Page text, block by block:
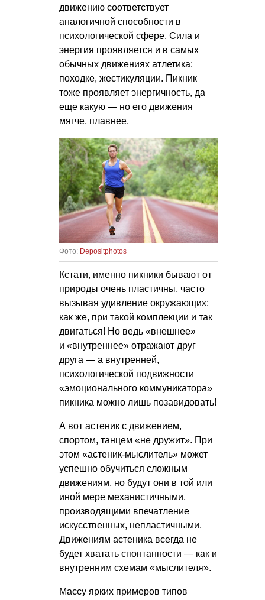
движению соответствует
аналогичной способности в
психологической сфере. Сила и
энергия проявляется и в самых
обычных движениях атлетика:
походке, жестикуляции. Пикник
тоже проявляет энергичность, да
еще какую — но его движения
мягче, плавнее.
Фото: Depositphotos
Кстати, именно пикники бывают от
природы очень пластичны, часто
вызывая удивление окружающих:
как же, при такой комплекции и так
двигаться! Но ведь «внешнее»
и «внутреннее» отражают друг
друга — а внутренней,
психологической подвижности
«эмоционального коммуникатора»
пикника можно лишь позавидовать!
А вот астеник с движением,
спортом, танцем «не дружит». При
этом «астеник-мыслитель» может
успешно обучиться сложным
движениям, но будут они в той или
иной мере механистичными,
производящими впечатление
искусственных, непластичными.
Движениям астеника всегда не
будет хватать спонтанности — как и
внутренним схемам «мыслителя».
Массу ярких примеров типов